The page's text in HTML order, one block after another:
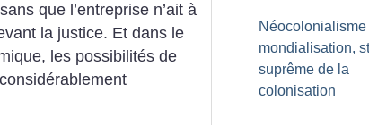
que l’entreprise n’ait à
la justice. Et dans le
les possibilités de
Néocolonialisme
mondialisation,
suprême de la
colonisation